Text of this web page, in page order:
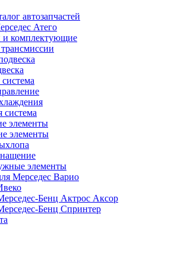
автозапчастей
Атего
и комплектующие
система
элементы
элементы
элементы
Мерседес Варио
Бенц Актрос Аксор
Бенц Спринтер